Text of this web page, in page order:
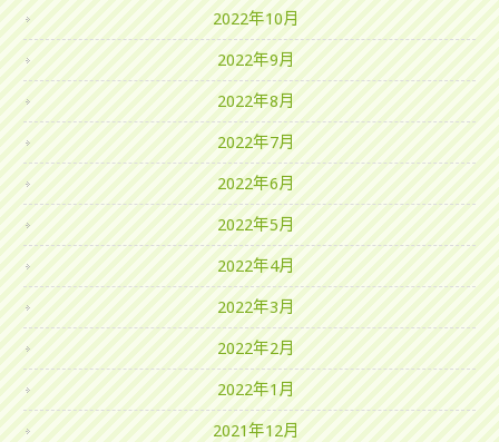
2022年10月
2022年9月
2022年8月
2022年7月
2022年6月
2022年5月
2022年4月
2022年3月
2022年2月
2022年1月
2021年12月